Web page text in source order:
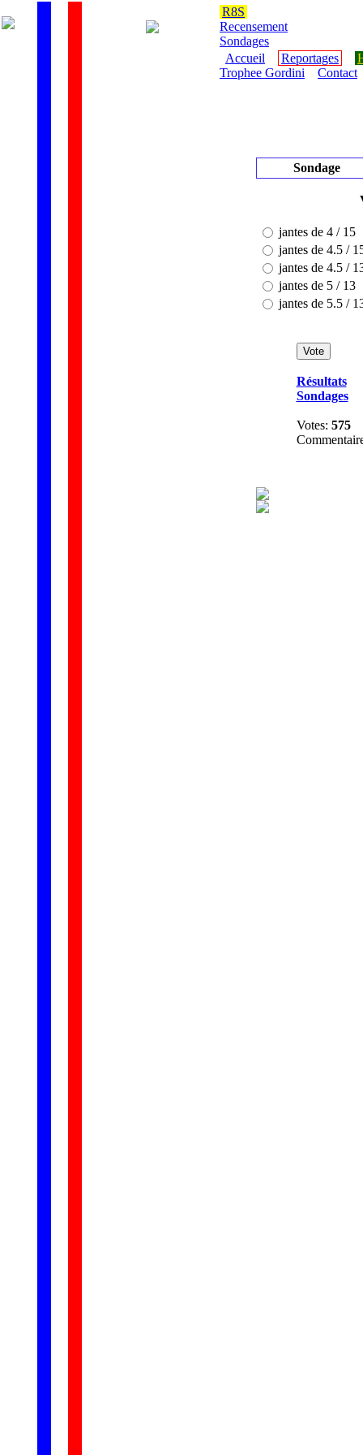
R8S
Recensement
Sondages
Accueil
Reportages
Trophee Gordini
Contact
Sondage
jantes de 4 / 15
jantes de 4.5 /
jantes de 4.5 /
jantes de 5 / 13
jantes de 5.5 /
Résultats
Sondages
Votes: 575